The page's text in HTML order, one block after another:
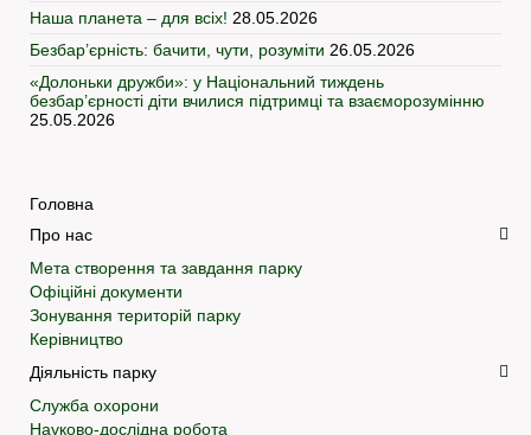
Наша планета – для всіх! 28.05.2026
Безбар’єрність: бачити, чути, розуміти 26.05.2026
«Долоньки дружби»: у Національний тиждень
безбар’єрності діти вчилися підтримці та взаєморозумінню
25.05.2026
Головна
Про нас
Мета створення та завдання парку
Офіційні документи
Зонування територій парку
Керівництво
Діяльність парку
Служба охорони
Науково-дослідна робота